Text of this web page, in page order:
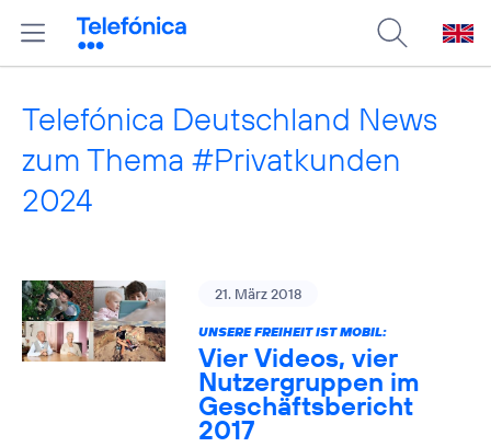
Telefónica Deutschland News
zum Thema #Privatkunden
2024
21. März 2018
UNSERE FREIHEIT IST MOBIL:
Vier Videos, vier
Nutzergruppen im
Geschäftsbericht
2017